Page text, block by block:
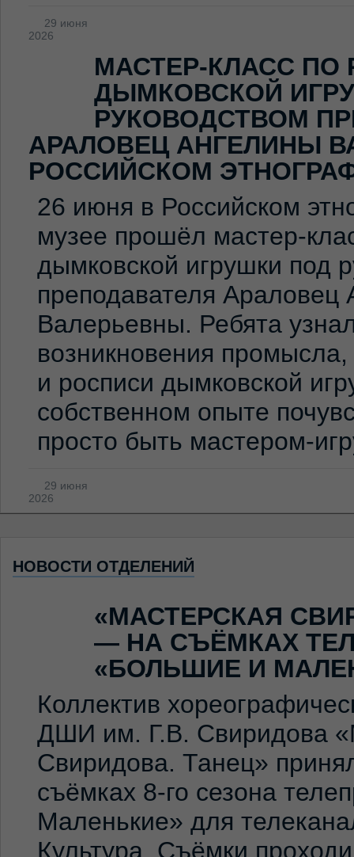
29 июня
2026
МАСТЕР-КЛАСС ПО
ДЫМКОВСКОЙ
РУКОВОДСТВОМ
АРАЛОВЕЦ АНГЕЛИНЫ
РОССИЙСКОМ
26 июня в Российском
музее прошёл мастер-
дымковской игрушки под
преподавателя Араловец
Валерьевны. Ребята
возникновения
и росписи дымковской
собственном опыте
просто быть мастером-
29 июня
2026
НОВОСТИ ОТДЕЛЕНИЙ
«МАСТЕРСКАЯ
— НА СЪЁМКАХ
«БОЛЬШИЕ И
Коллектив
ДШИ им. Г.В. Свиридова
Свиридова. Танец»
съёмках 8-го сезона
Маленькие» для
Культура. Съёмки